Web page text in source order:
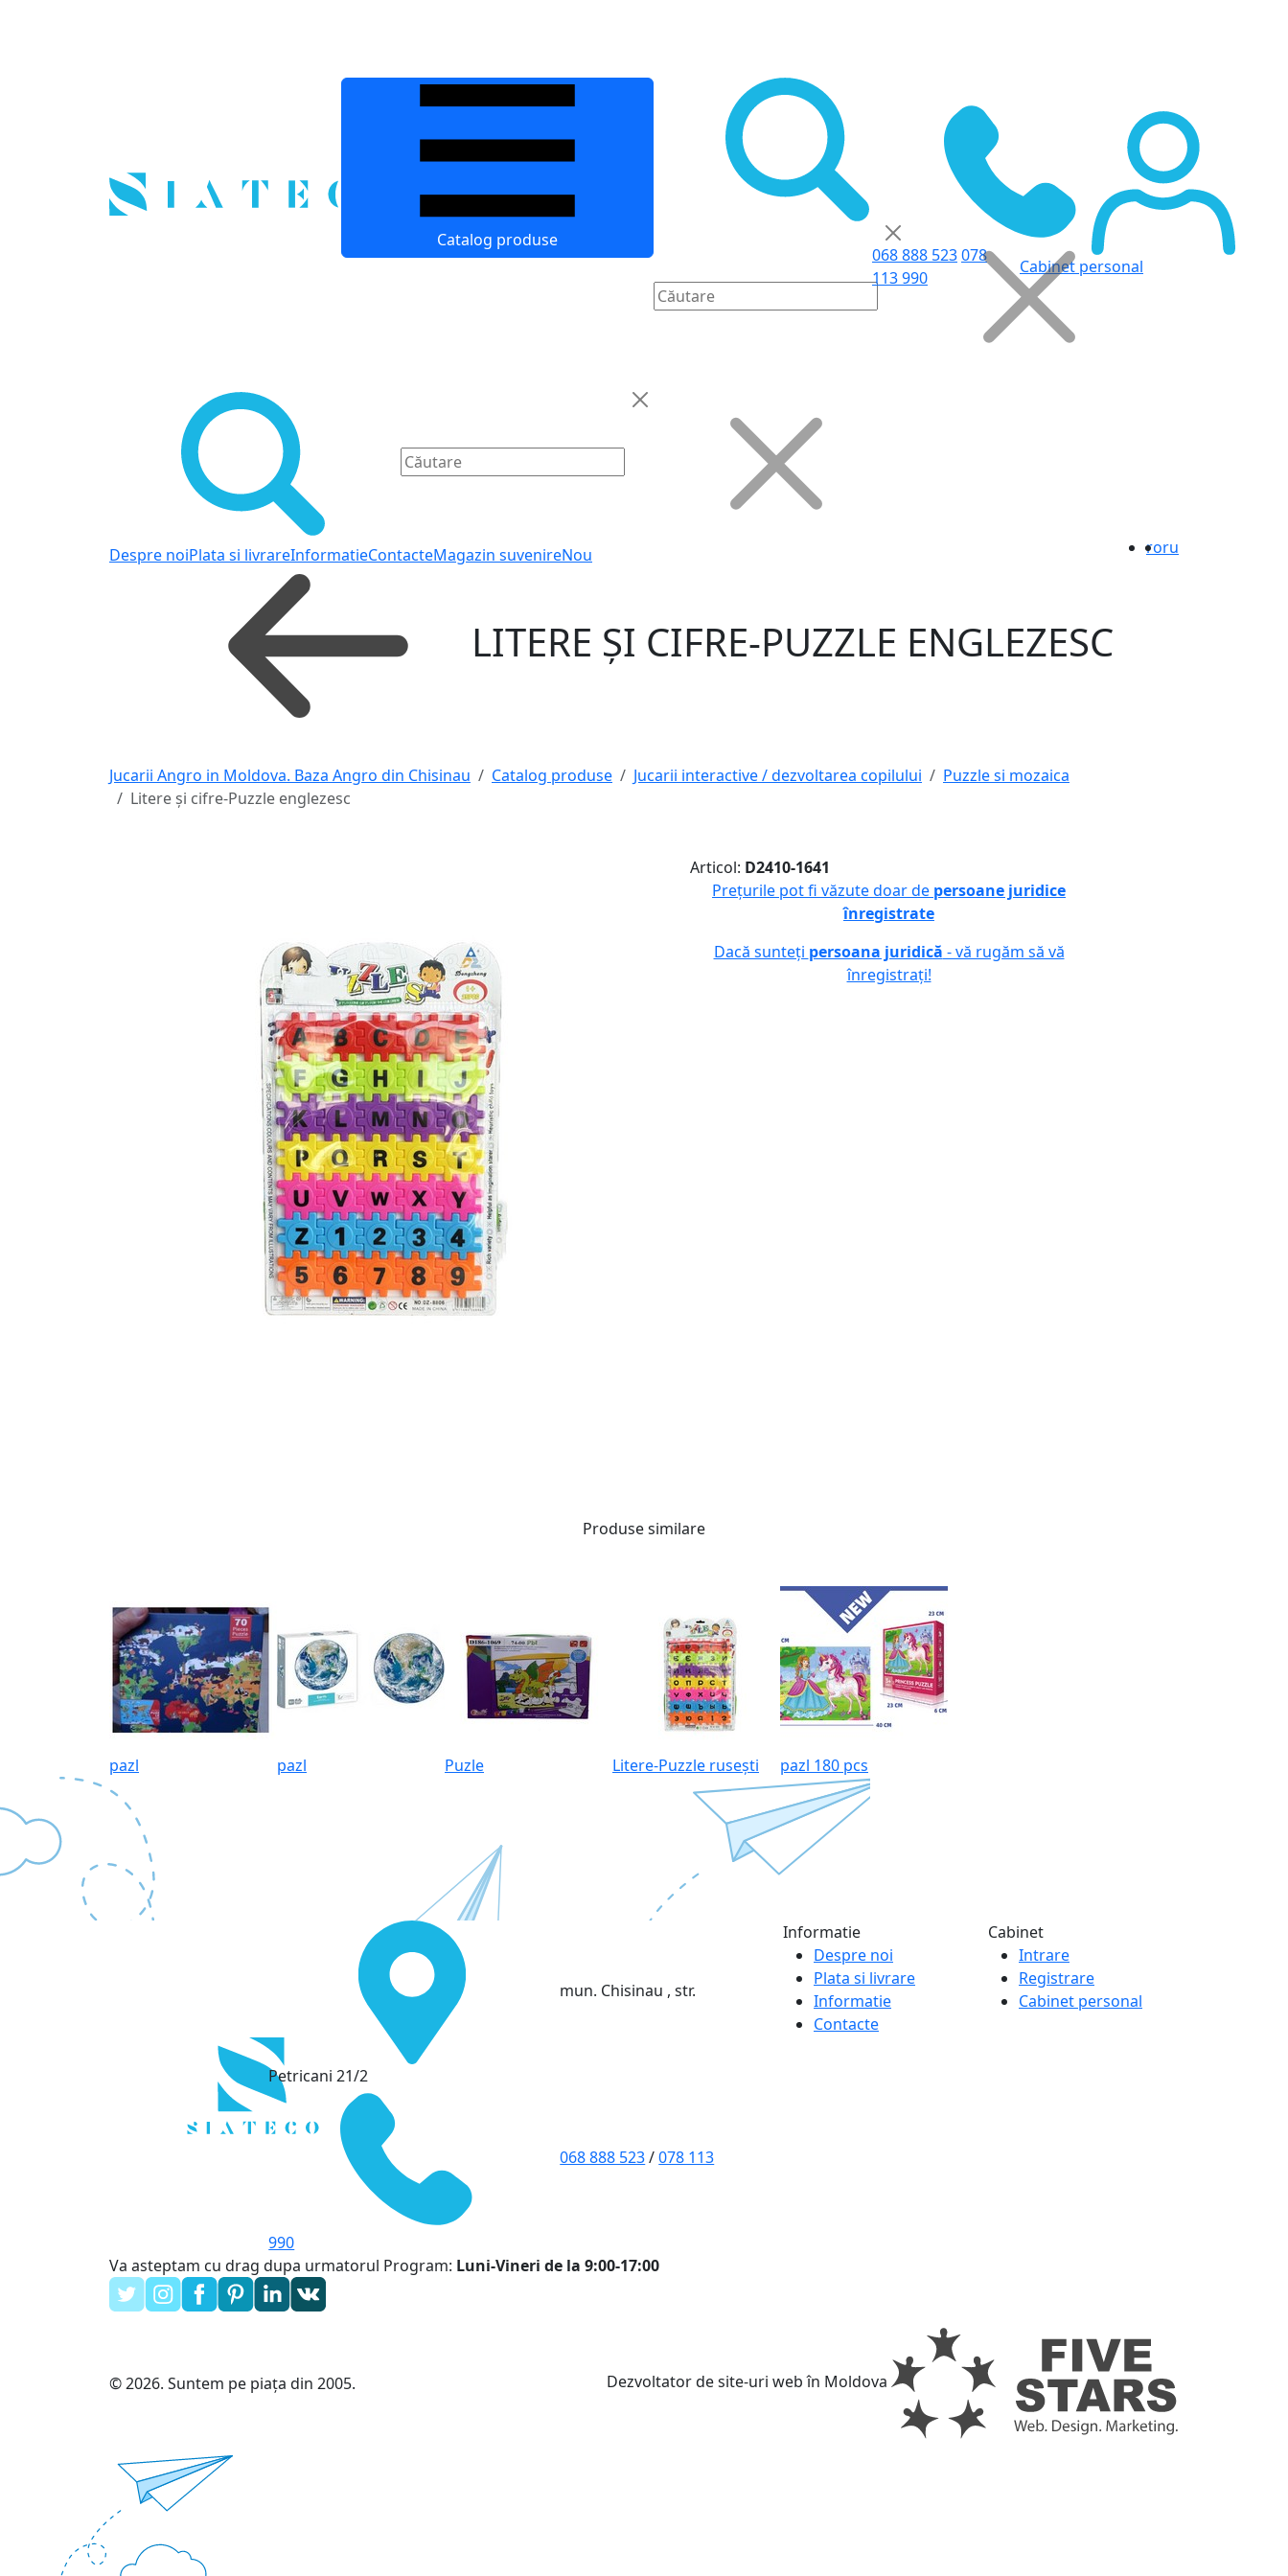
Catalog produse
068 888 523078
113 990
Cabinet personal
Despre noiPlata si livrareInformatieContacteMagazin suvenireNou roru
LITERE ȘI CIFRE‑PUZZLE ENGLEZESC
Jucarii Angro in Moldova. Baza Angro din Chisinau Catalog produse Jucarii interactive / dezvoltarea copilului
Puzzle si mozaica
Litere și cifre‑Puzzle englezesc
Articol: D2410-1641
Prețurile pot fi văzute doar de persoane juridice
înregistrate
Dacă sunteți persoana juridică - vă rugăm să vă
înregistrați!
Produse similare
pazl pazl Puzle Litere‑Puzzle rusești pazl 180 pcs
mun. Chisinau , str.
Petricani 21/2
068 888 523/078 113
990
Va asteptam cu drag dupa urmatorul Program: Luni-Vineri de la 9:00-17:00
Informatie
Despre noi
Plata si livrare
Informatie
Contacte
Cabinet
Intrare
Registrare
Cabinet personal
© 2026. Suntem pe piața din 2005. Dezvoltator de site-uri web în Moldova